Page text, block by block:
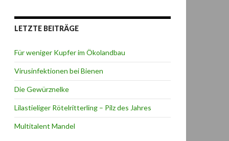
LETZTE BEITRÄGE
Für weniger Kupfer im Ökolandbau
Virusinfektionen bei Bienen
Die Gewürznelke
Lilastieliger Rötelritterling – Pilz des Jahres
Multitalent Mandel